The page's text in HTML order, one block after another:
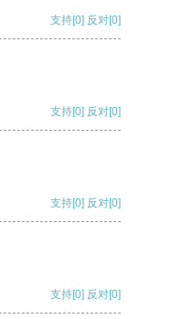
支持[0] 反对[0]
支持[0] 反对[0]
支持[0] 反对[0]
支持[0] 反对[0]